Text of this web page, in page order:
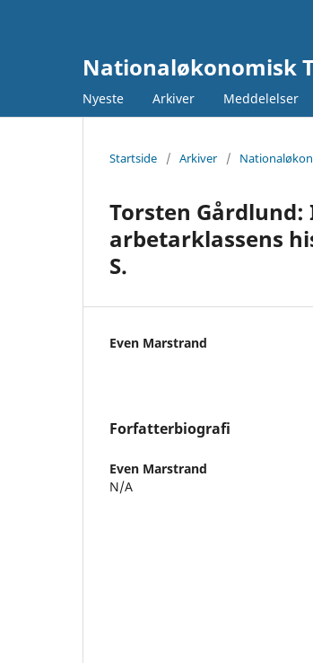
Nationaløkonomisk
Nyeste Arkiver Meddelelser
Startside / Arkiver /
Torsten Gårdlund:
arbetarklassens
S.
Even Marstrand
Forfatterbiografi
Even Marstrand
N/A